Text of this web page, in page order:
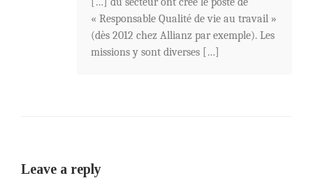
« Responsable Qualité de vie au travail »
(dès 2012 chez Allianz par exemple). Les
missions y sont diverses […]
Leave a reply